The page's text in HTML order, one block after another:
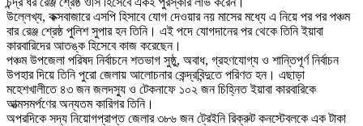
উল্লেখ্য, কক্সবাজারে এসপি হিসাবে যোগ দেওয়ার নয় মাসের মধ্যে এ নিয়ে পর পর পঞ্চম
বার রেঞ্জ শ্রেষ্ঠ পুলিশ সুপার হন তিনি। এই পদে যোগদানের পর থেকে তিনি ইয়াবা
কারবারিদের আতঙ্ক হিসেবে কাজ করেছেন।
পঞ্চম উপজেলা পরিষদ নির্বাচনে শতভাগ সুষ্ঠু, অবাধ, গ্রহণযোগ্য ও শান্তিপূর্ণ নির্বাচন
উপহার দিয়ে তিনি পুরো জেলায় আলোচনার কেন্দ্রবিন্দুতে পরিণত হন। এছাড়া
মহেশখালীতে ৪৩ জন জলদস্যু ও টেকনাফে ১০২ জন চিহ্নিত ইয়াবা কারবারিকে
আত্মসমর্পণের অন্যতম কারিগর তিনি।
অপরদিকে সদ্য নিয়োগপ্রাপ্ত জেলার ৩৮৬ জন ট্রেইনি রিক্রুট কনস্টেবলকে এক টাকা